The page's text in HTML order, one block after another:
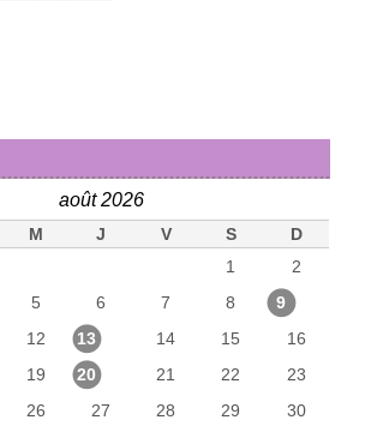
août 2026
M J V S
D
1
2
5 6 7 8
9
12 13 14 15
16
19 20 21 22
23
26 27 28 29
30